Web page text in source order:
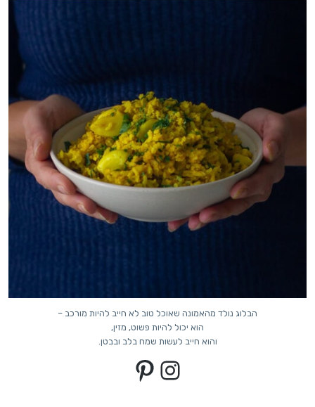
הבלוג נולד מהאמונה שאוכל טוב לא חייב להיות מורכב –
הוא יכול להיות פשוט, מזין,
והוא חייב לעשות שמח בלב ובבטן.
Instagram
Pinterest